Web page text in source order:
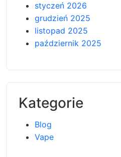
styczeń 2026
grudzień 2025
listopad 2025
październik 2025
Kategorie
Blog
Vape